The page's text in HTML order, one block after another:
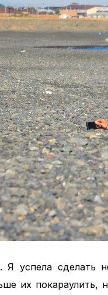
Я успела
их